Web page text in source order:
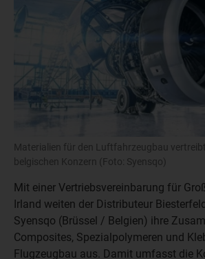
Materialien für den Luftfahrzeugbau
belgischen Konzern (Foto: Syensqo)
Mit einer Vertriebsvereinbarung für
Irland weiten der Distributeur
Syensqo (Brüssel / Belgien) ihre
Composites, Spezialpolymeren und
Flugzeugbau aus. Damit umfasst die